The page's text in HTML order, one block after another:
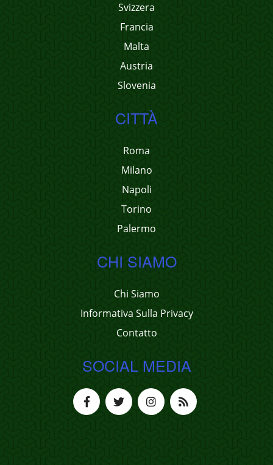
Svizzera
Francia
Malta
Austria
Slovenia
CITTÀ
Roma
Milano
Napoli
Torino
Palermo
CHI SIAMO
Chi Siamo
Informativa Sulla Privacy
Contatto
SOCIAL MEDIA